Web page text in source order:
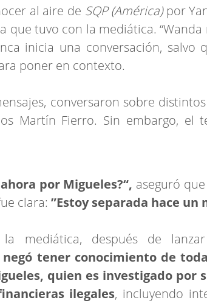
al aire de SQP (América)por
que tuvo con la mediática. “Wanda
inicia una conversación, salvo
poner en contexto.
conversaron sobre
Martín Fierro. Sin embargo, el
por Migueles?“, aseguró
clara: ”Estoy separada hace un
mediática, después de
tener conocimiento de
quien es investigado por
ilegales, incluyendo